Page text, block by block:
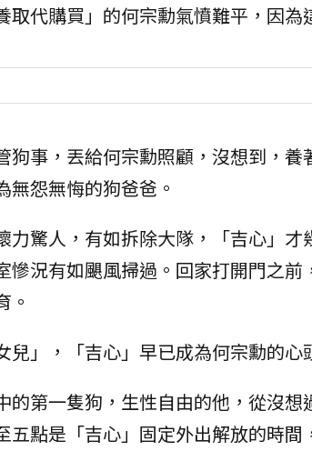
取代購買」的何宗勳氣憤難平，因為
狗事，丟給何宗勳照顧，沒想到，
無怨無悔的狗爸爸。
力驚人，有如拆除大隊，「吉心」
慘況有如颶風掃過。回家打開門之
。
兒」，「吉心」早已成為何宗勳的心
的第一隻狗，生性自由的他，從沒
五點是「吉心」固定外出解放的時